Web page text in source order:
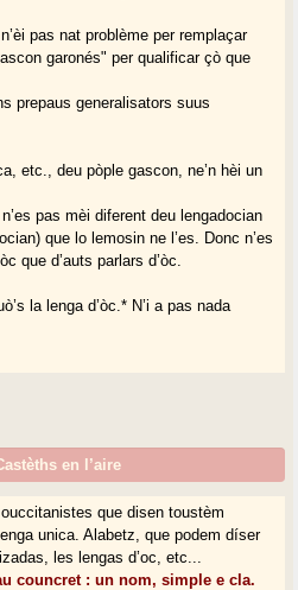
pas nat problème per remplaçar
garonés" per qualificar çò que
prepaus generalisators suus
etc., deu pòple gascon, ne’n hèi un
pas mèi diferent deu lengadocian
que lo lemosin ne l’es. Donc n’es
que d’auts parlars d’òc.
la lenga d’òc.* N’i a pas nada
en l’aire
que disen toustèm
unica. Alabetz, que podem díser
les lengas d’oc, etc...
councret : un nom, simple e cla.